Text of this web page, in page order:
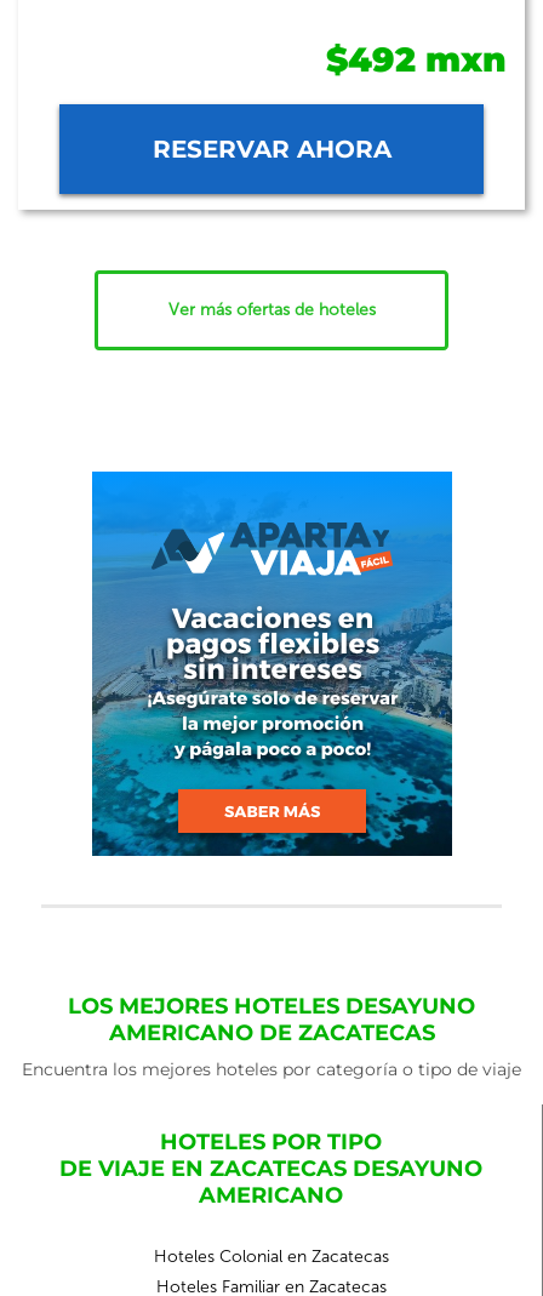
$492 mxn
RESERVAR AHORA
Ver más ofertas de hoteles
LOS MEJORES HOTELES DESAYUNO
AMERICANO DE ZACATECAS
Encuentra los mejores hoteles por categoría o tipo de viaje
HOTELES POR TIPO
DE VIAJE EN ZACATECAS DESAYUNO
AMERICANO
Hoteles Colonial en Zacatecas
Hoteles Familiar en Zacatecas